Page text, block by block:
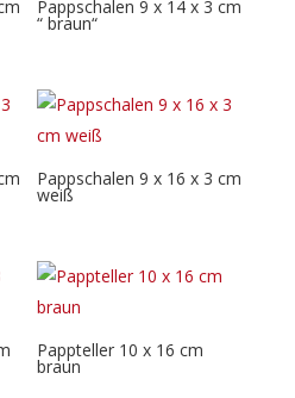
Pappschalen 9 x 14 x 3 cm
“ braun“
Pappschalen 9 x 16 x 3 cm
weiß
Pappteller 10 x 16 cm
braun